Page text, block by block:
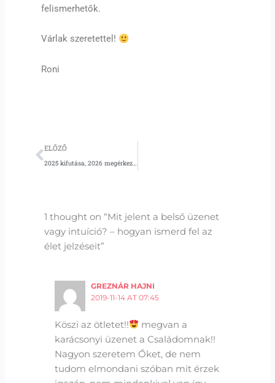
felismerhetők.
Várlak szeretettel!
Roni
Előző
ELŐZŐ
2025 kifutása, 2026 megérkezése
1 thought on “Mit jelent a belső üzenet
vagy intuíció? – hogyan ismerd fel az
élet jelzéseit”
GREZNÁR HAJNI
2019-11-14 AT 07:45
Köszi az ötletet!!
megvan a
karácsonyi üzenet a Családomnak!!
Nagyon szeretem Őket, de nem
tudom elmondani szóban mit érzek